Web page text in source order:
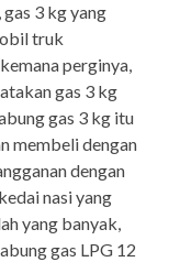
3 kg yang
truk
perginya,
gas 3 kg
gas 3 kg itu
membeli dengan
dengan
nasi yang
yang banyak,
gas LPG 12